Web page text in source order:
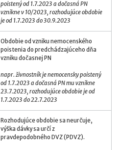
poistený od 1.7.2023 a dočasná PN
vznikne v 10/2023, rozhodujúce obdobie
je od 1.7.2023 do 30.9.2023
Obdobie od vzniku nemocenského
poistenia do predchádzajúceho dňa
vzniku dočasnej PN
napr. živnostník je nemocensky poistený
od 1.7.2023 a dočasná PN mu vznikne
23.7.2023, rozhodujúce obdobie je od
1.7.2023 do 22.7.2023
Rozhodujúce obdobie sa neurčuje,
výška dávky sa určí z
pravdepodobného DVZ (PDVZ).